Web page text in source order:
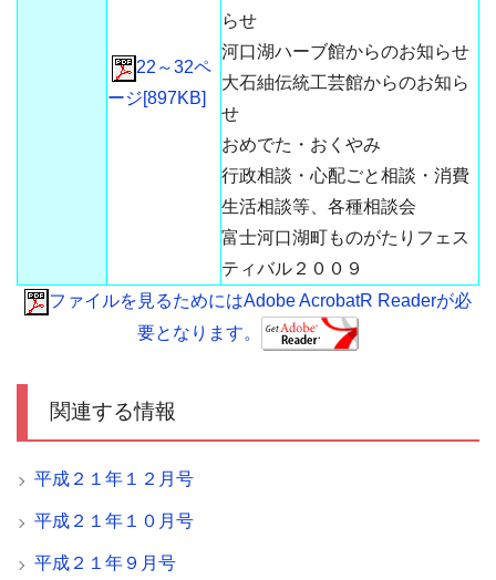
22～32ペ
ージ[897KB]
らせ
河口湖ハーブ館からのお知らせ
大石紬伝統工芸館からのお知ら
せ
おめでた・おくやみ
行政相談・心配ごと相談・消費
生活相談等、各種相談会
富士河口湖町ものがたりフェス
ティバル２００９
ファイルを見るためにはAdobe AcrobatR Readerが必
要となります。
関連する情報
平成２１年１２月号
平成２１年１０月号
平成２１年９月号